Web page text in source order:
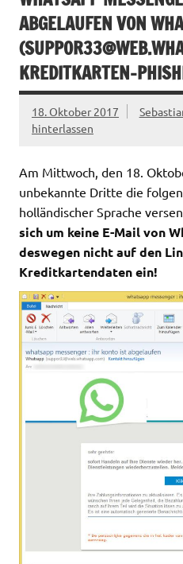
ABGELAUFEN VON
(
KREDITKARTEN-
18. Oktober 2017
hinterlassen
Am Mittwoch, den 18.
unbekannte Dritte die
holländischer Sprache
sich um keine E-Mail von
deswegen nicht auf den
Kreditkartendaten ein!